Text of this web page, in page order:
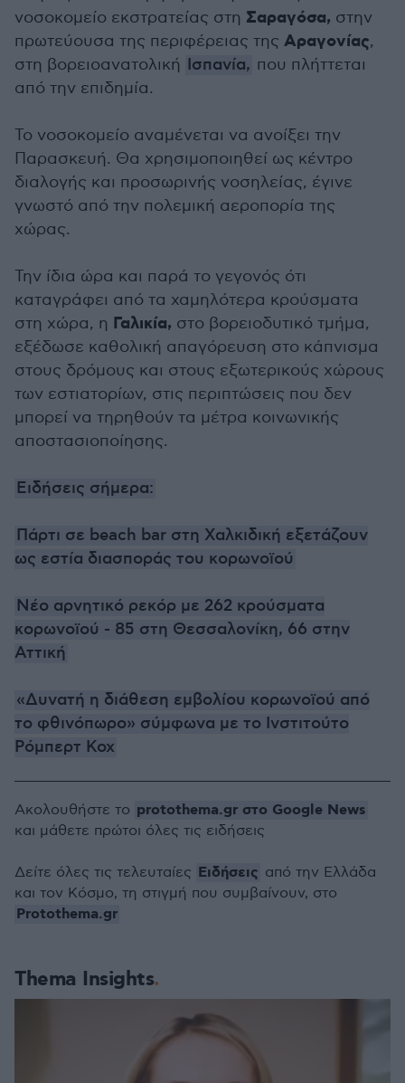
νοσοκομείο εκστρατείας στη Σαραγόσα, στην
πρωτεύουσα της περιφέρειας της Αραγονίας,
στη βορειοανατολική Ισπανία, που πλήττεται
από την επιδημία.
Το νοσοκομείο αναμένεται να ανοίξει την
Παρασκευή. Θα χρησιμοποιηθεί ως κέντρο
διαλογής και προσωρινής νοσηλείας, έγινε
γνωστό από την πολεμική αεροπορία της
χώρας.
Την ίδια ώρα και παρά το γεγονός ότι
καταγράφει από τα χαμηλότερα κρούσματα
στη χώρα, η Γαλικία, στο βορειοδυτικό τμήμα,
εξέδωσε καθολική απαγόρευση στο κάπνισμα
στους δρόμους και στους εξωτερικούς χώρους
των εστιατορίων, στις περιπτώσεις που δεν
μπορεί να τηρηθούν τα μέτρα κοινωνικής
αποστασιοποίησης.
Ειδήσεις σήμερα:
Πάρτι σε beach bar στη Χαλκιδική εξετάζουν
ως εστία διασποράς του κορωνοϊού
Νέο αρνητικό ρεκόρ με 262 κρούσματα
κορωνοϊού - 85 στη Θεσσαλονίκη, 66 στην
Αττική
«Δυνατή η διάθεση εμβολίου κορωνοϊού από
το φθινόπωρο» σύμφωνα με το Ινστιτούτο
Ρόμπερτ Κοχ
Thema Insights
Ακολουθήστε το protothema.gr στο Google News
και μάθετε πρώτοι όλες τις ειδήσεις
Δείτε όλες τις τελευταίες Ειδήσεις από την Ελλάδα
και τον Κόσμο, τη στιγμή που συμβαίνουν, στο
Protothema.gr